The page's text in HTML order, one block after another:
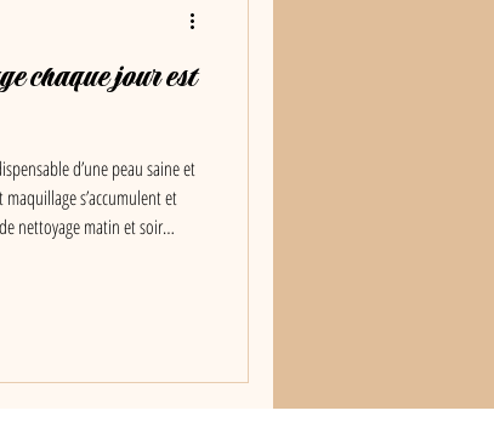
chaque jour est
d’une peau saine et
s’accumulent et
nettoyage matin et soir